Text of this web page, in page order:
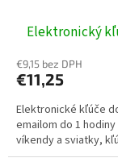
Elektronický
€9,15 bez DPH
€11,25
Elektronické kľúče
emailom do 1
víkendy a sviatky,